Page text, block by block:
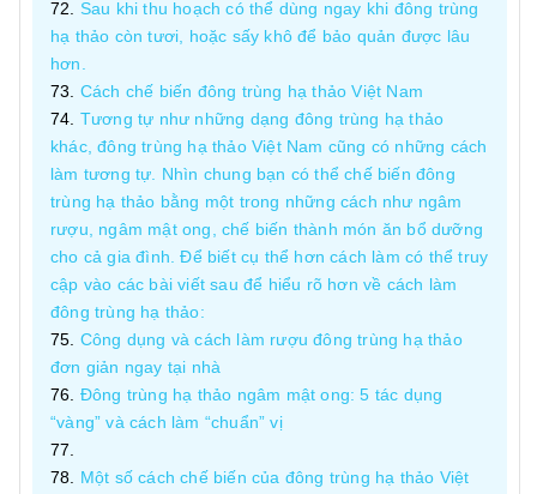
Sau khi thu hoạch có thể dùng ngay khi đông trùng
hạ thảo còn tươi, hoặc sấy khô để bảo quản được lâu
hơn.
Cách chế biến đông trùng hạ thảo Việt Nam
Tương tự như những dạng đông trùng hạ thảo
khác, đông trùng hạ thảo Việt Nam cũng có những cách
làm tương tự. Nhìn chung bạn có thể chế biến đông
trùng hạ thảo bằng một trong những cách như ngâm
rượu, ngâm mật ong, chế biến thành món ăn bổ dưỡng
cho cả gia đình. Để biết cụ thể hơn cách làm có thể truy
cập vào các bài viết sau để hiểu rõ hơn về cách làm
đông trùng hạ thảo:
Công dụng và cách làm rượu đông trùng hạ thảo
đơn giản ngay tại nhà
Đông trùng hạ thảo ngâm mật ong: 5 tác dụng
“vàng” và cách làm “chuẩn” vị
Một số cách chế biến của đông trùng hạ thảo Việt